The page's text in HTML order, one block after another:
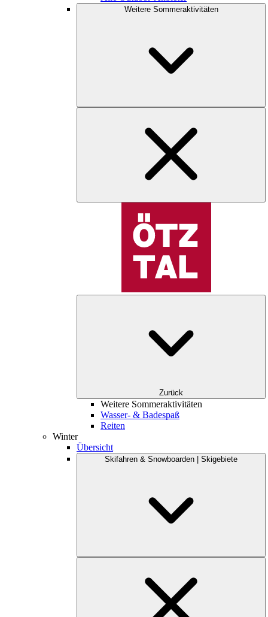
Weitere Sommeraktivitäten
Zurück
Weitere Sommeraktivitäten
Wasser- & Badespaß
Reiten
Winter
Übersicht
Skifahren & Snowboarden | Skigebiete